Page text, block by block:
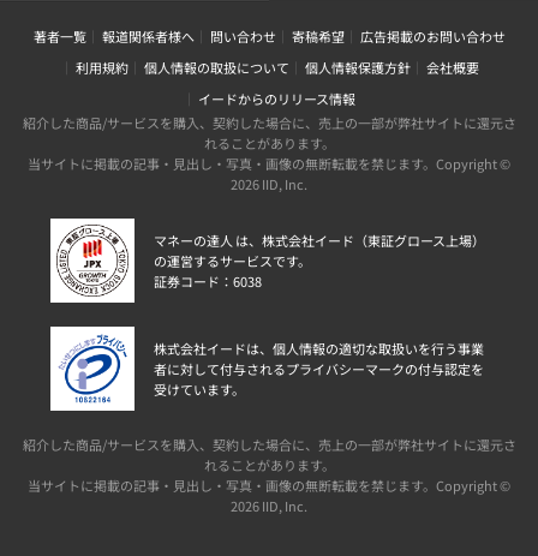
著者一覧 報道関係者様へ 問い合わせ 寄稿希望
広告掲載のお問い合わせ
利用規約
個人情報の取扱について 個人情報保護方針
会社概要
イードからのリリース情報
紹介した商品/サービスを購入、契約した場合に、売上の一部が弊社サイトに還元さ
れることがあります。
当サイトに掲載の記事・見出し・写真・画像の無断転載を禁じます。Copyright ©
2026 IID, Inc.
マネーの達人 は、株式会社イード（東証グロース上場）
の運営するサービスです。
証券コード：6038
株式会社イードは、個人情報の適切な取扱いを行う事業
者に対して付与されるプライバシーマークの付与認定を
受けています。
紹介した商品/サービスを購入、契約した場合に、売上の一部が弊社サイトに還元さ
れることがあります。
当サイトに掲載の記事・見出し・写真・画像の無断転載を禁じます。Copyright ©
2026 IID, Inc.